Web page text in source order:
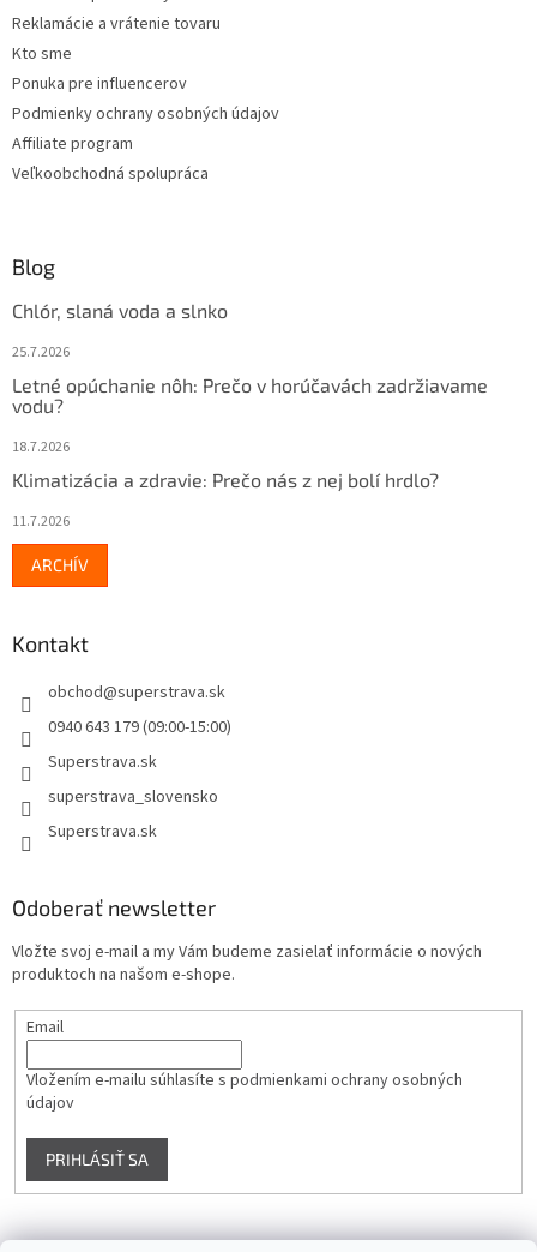
Reklamácie a vrátenie tovaru
Kto sme
Ponuka pre influencerov
Podmienky ochrany osobných údajov
Affiliate program
Veľkoobchodná spolupráca
Blog
Chlór, slaná voda a slnko
25.7.2026
Letné opúchanie nôh: Prečo v horúčavách zadržiavame
vodu?
18.7.2026
Klimatizácia a zdravie: Prečo nás z nej bolí hrdlo?
11.7.2026
ARCHÍV
Kontakt
obchod@superstrava.sk
0940 643 179 (09:00-15:00)
Superstrava.sk
superstrava_slovensko
Superstrava.sk
Odoberať newsletter
Vložte svoj e-mail a my Vám budeme zasielať informácie o nových
produktoch na našom e-shope.
Email
Vložením e-mailu súhlasíte s podmienkami ochrany osobných
údajov
PRIHLÁSIŤ SA